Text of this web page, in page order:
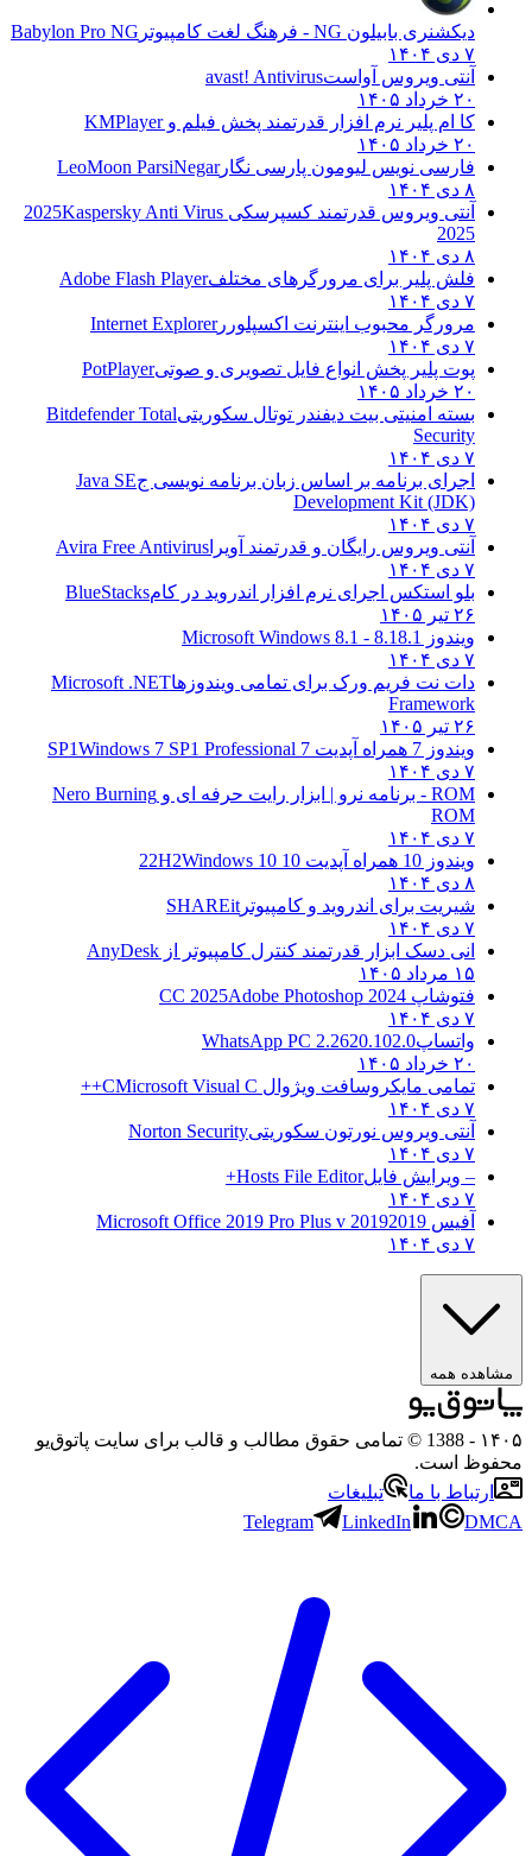
دیکشنری بابیلون NG - فرهنگ لغت کامپیوتر
Babylon Pro NG
آنتی ویروس آواست avast! Antivirus
کا ام پلیر نرم افزار قدرتمند پخش فیلم و KMPlayer
فارسی نویس لیومون پارسی نگارLeoMoon ParsiNegar
آنتی ویروس قدرتمند کسپرسکی 2025Kaspersky Anti Virus
فلش پلیر برای مرورگرهای مختلف Adobe Flash Player
مرورگر محبوب اینترنت اکسپلوررInternet Explorer
پوت پلیر پخش انواع فایل تصویری و صوتیPotPlayer
بسته امنیتی بیت دیفندر توتال سکوریتیBitdefender Total
Security
اجرای برنامه بر اساس زبان برنامه نویسی جJava SE
Development Kit (JDK)
آنتی ویروس رایگان و قدرتمند آویراAvira Free Antivirus
بلو استکس اجرای نرم افزار اندروید در کام BlueStacks
ویندوز 8.1 8.1 - Microsoft Windows 8.1
دات نت فریم ورک برای تمامی ویندوزهاMicrosoft .NET
Framework
ویندوز 7 همراه آپدیت 7 SP1
Windows 7 SP1 Professional
ROM - برنامه نرو | ابزار رایت حرفه ای و
Nero Burning
ویندوز 10 همراه آپدیت 10 22H2
Windows 10
شیریت برای اندروید و کامپیوترSHAREit
انی دسک ابزار قدرتمند کنترل کامپیوتر ازAnyDesk
فتوشاپ CC 2025Adobe Photoshop 2024
واتساپWhatsApp PC 2.2620.102.0
تمامی مایکروسافت ویژوال CMicrosoft Visual C++
آنتی ویروس نورتون سکوریتیNorton Security
– ویرایش فایلHosts File Editor+
آفیس 2019
2019 Microsoft Office 2019 Pro Plus v
همه
- 1388 © تمامی حقوق مطالب و قالب برای سایت پاتوق‌یو
است.
با ما
تبلیغات
Telegram
LinkedIn